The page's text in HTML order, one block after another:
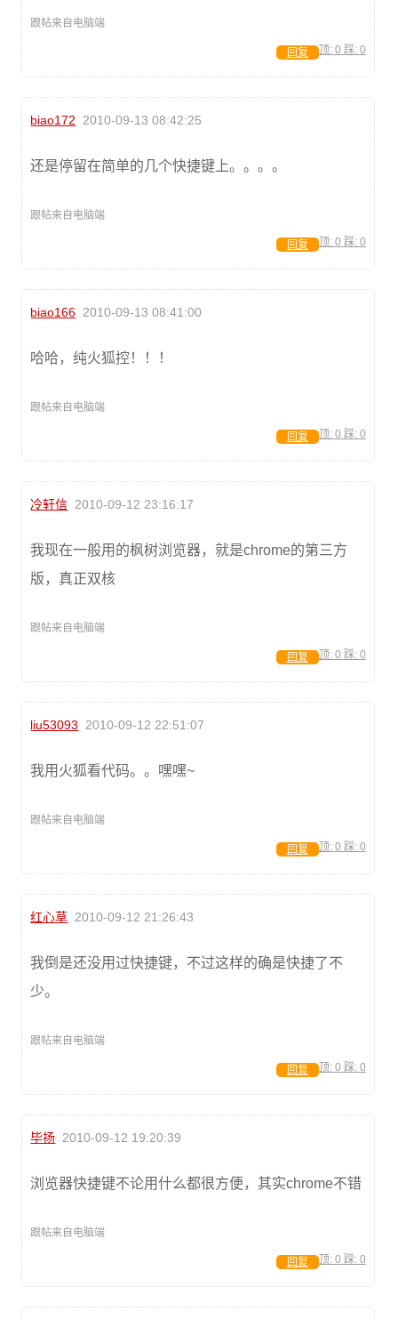
跟帖来自电脑端
顶: 0 踩: 0
回复
biao172 2010-09-13 08:42:25
还是停留在简单的几个快捷键上。。。。
跟帖来自电脑端
顶: 0 踩: 0
回复
biao166 2010-09-13 08:41:00
哈哈，纯火狐控！！！
跟帖来自电脑端
顶: 0 踩: 0
回复
冷轩信 2010-09-12 23:16:17
我现在一般用的枫树浏览器，就是chrome的第三方
版，真正双核
跟帖来自电脑端
顶: 0 踩: 0
回复
liu53093 2010-09-12 22:51:07
我用火狐看代码。。嘿嘿~
跟帖来自电脑端
顶: 0 踩: 0
回复
红心草 2010-09-12 21:26:43
我倒是还没用过快捷键，不过这样的确是快捷了不
少。
跟帖来自电脑端
顶: 0 踩: 0
回复
毕扬 2010-09-12 19:20:39
浏览器快捷键不论用什么都很方便，其实chrome不错
跟帖来自电脑端
顶: 0 踩: 0
回复